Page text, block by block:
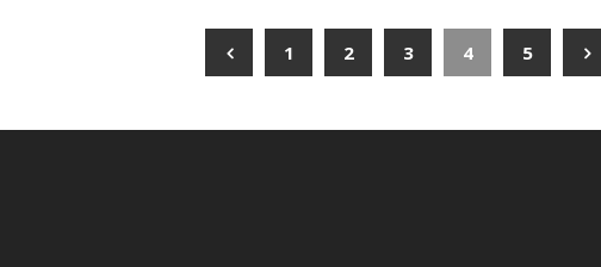
1 2 3 4 5